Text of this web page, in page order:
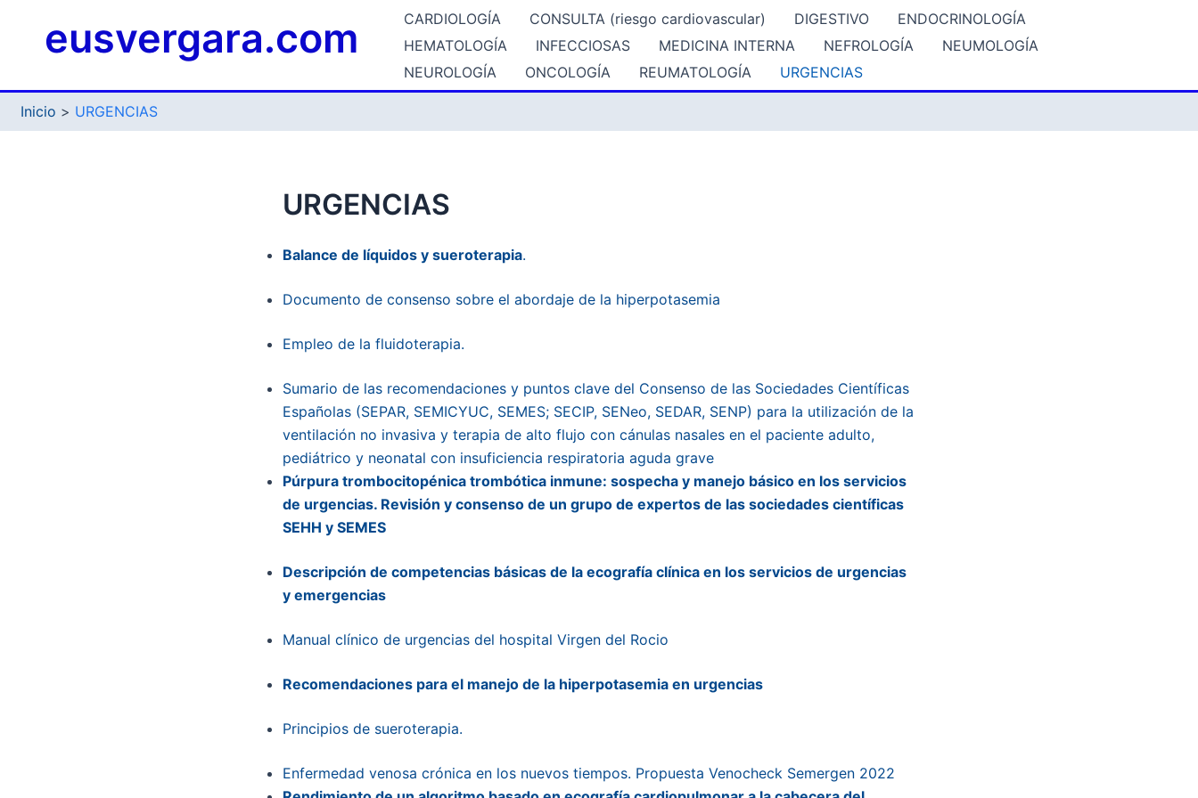
contenidoeusvergara.com CARDIOLOGÍA CONSULTA (riesgo cardiovascular) DIGESTIVO
ENDOCRINOLOGÍA
HEMATOLOGÍA
INFECCIOSAS MEDICINA INTERNA NEFROLOGÍA
NEUMOLOGÍA
NEUROLOGÍA
ONCOLOGÍA REUMATOLOGÍA URGENCIAS
Inicio URGENCIAS
URGENCIAS
Balance de líquidos y sueroterapia.
Documento de consenso sobre el abordaje de la hiperpotasemia
Empleo de la fluidoterapia.
Sumario de las recomendaciones y puntos clave del Consenso de las Sociedades Científicas
Españolas (SEPAR, SEMICYUC, SEMES; SECIP, SENeo, SEDAR, SENP) para la utilización de la
ventilación no invasiva y terapia de alto flujo con cánulas nasales en el paciente adulto,
pediátrico y neonatal con insuficiencia respiratoria aguda grave
Púrpura trombocitopénica trombótica inmune: sospecha y manejo básico en los servicios
de urgencias. Revisión y consenso de un grupo de expertos de las sociedades científicas
SEHH y SEMES
Descripción de competencias básicas de la ecografía clínica en los servicios de urgencias
y emergencias
Manual clínico de urgencias del hospital Virgen del Rocio
Recomendaciones para el manejo de la hiperpotasemia en urgencias
Principios de sueroterapia.
Enfermedad venosa crónica en los nuevos tiempos. Propuesta Venocheck Semergen 2022